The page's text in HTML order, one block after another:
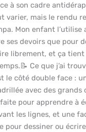
à son cadre
varier, mais le rendu
Mon enfant l’utilise
ses devoirs que pour
librement, et ça tient
Ce que j’ai
le côté double face :
avec des grands
pour apprendre à
les lignes, et une
pour dessiner ou